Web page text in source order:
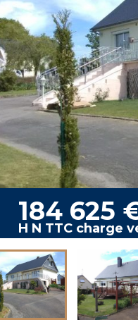
184 625
H N TTC charge